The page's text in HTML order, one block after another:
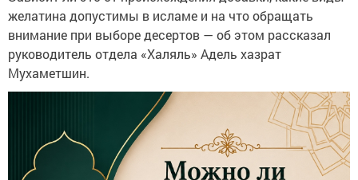
желатина допустимы в исламе и на что обращать
внимание при выборе десертов — об этом рассказал
руководитель отдела «Халяль» Адель хазрат
Мухаметшин.